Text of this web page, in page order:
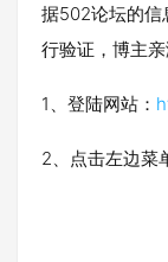
据502论坛的信
行验证，博主
1、登陆网站：
2、点击左边菜